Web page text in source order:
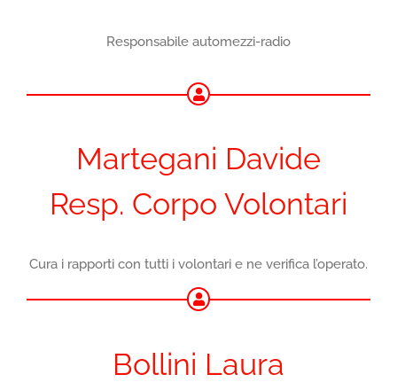
Responsabile automezzi-radio
Martegani Davide
Resp. Corpo Volontari
Cura i rapporti con tutti i volontari e ne verifica l’operato.
Bollini Laura